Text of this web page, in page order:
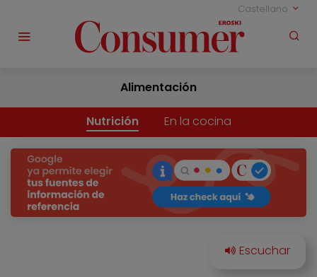
Castellano
Alimentación
Nutrición En la cocina